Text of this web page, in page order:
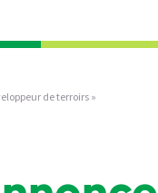
de terroirs »